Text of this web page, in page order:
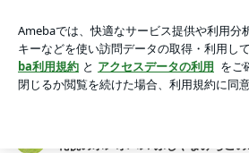
自己治癒力で、もっと元気に、幸せに
ふじやまみちこのMagical Healthy
アプリをダウンロードして ブログの更新通
ょう。
札幌のホメオパス ふじやまみちこ